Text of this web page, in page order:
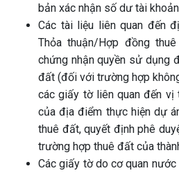
bản xác nhận số dư tài
Các tài liệu liên quan đến
Thỏa thuận/Hợp đồng
chứng nhận quyền sử dụng
đất (đối với trường hợp
các giấy tờ liên quan đến
của địa điểm thực hiện dự
thuê đất, quyết định phê
trường hợp thuê đất của
Các giấy tờ do cơ quan